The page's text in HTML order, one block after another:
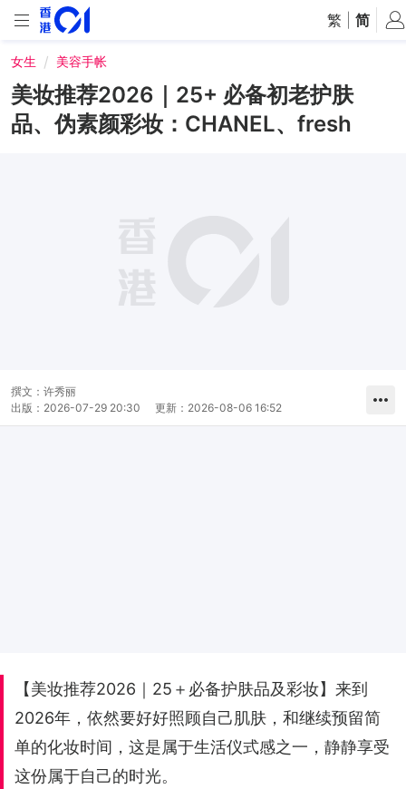
繁 简
女生 美容手帐
美妆推荐2026｜25+ 必备初老护肤
品、伪素颜彩妆：CHANEL、fresh
撰文： 许秀丽
出版： 2026-07-29 20:30 更新： 2026-08-06 16:52
【美妆推荐2026｜25＋必备护肤品及彩妆】来到
2026年，依然要好好照顾自己肌肤，和继续预留简
单的化妆时间，这是属于生活仪式感之一，静静享受
这份属于自己的时光。